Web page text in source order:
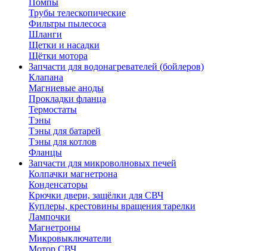
Помпы
Трубы телескопические
Фильтры пылесоса
Шланги
Щетки и насадки
Щётки мотора
Запчасти для водонагревателей (бойлеров)
Клапана
Магниевые аноды
Прокладки фланца
Термостаты
Тэны
Тэны для батарей
Тэны для котлов
Фланцы
Запчасти для микроволновых печей
Колпачки магнетрона
Конденсаторы
Крючки двери, защёлки для СВЧ
Куплеры, крестовины вращения тарелки
Лампочки
Магнетроны
Микровыключатели
Мотор СВЧ